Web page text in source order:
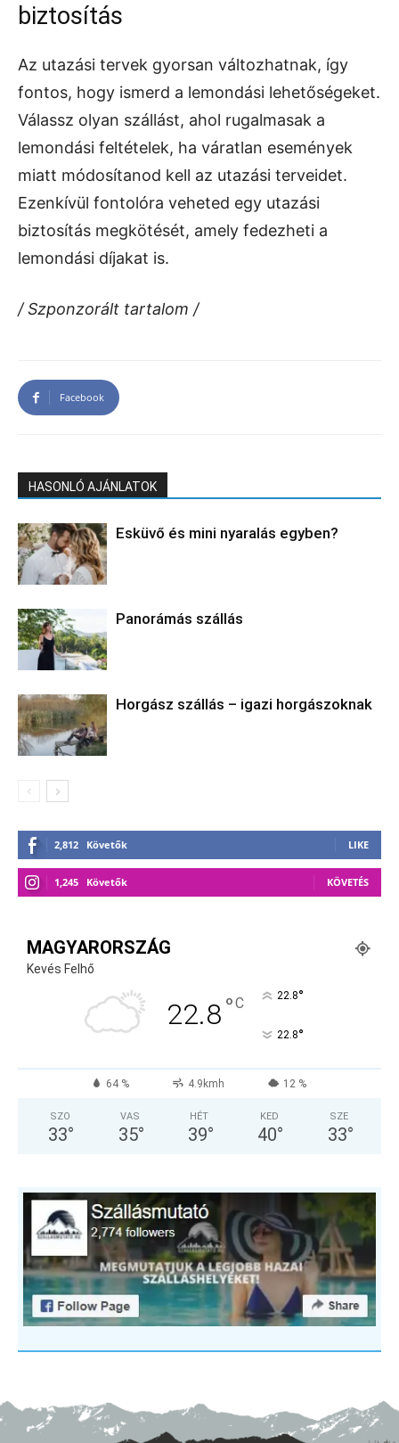
biztosítás
Az utazási tervek gyorsan változhatnak, így
fontos, hogy ismerd a lemondási lehetőségeket.
Válassz olyan szállást, ahol rugalmasak a
lemondási feltételek, ha váratlan események
miatt módosítanod kell az utazási terveidet.
Ezenkívül fontolóra veheted egy utazási
biztosítás megkötését, amely fedezheti a
lemondási díjakat is.
/ Szponzorált tartalom /
Facebook
HASONLÓ AJÁNLATOK
Esküvő és mini nyaralás egyben?
Panorámás szállás
Horgász szállás – igazi horgászoknak
2,812 Követők LIKE
1,245 Követők KÖVETÉS
MAGYARORSZÁG
Kevés Felhő
22.8°C 22.8°
22.8°
64 % 4.9kmh 12 %
SZO
33°
VAS
35°
HÉT
39°
KED
40°
SZE
33°